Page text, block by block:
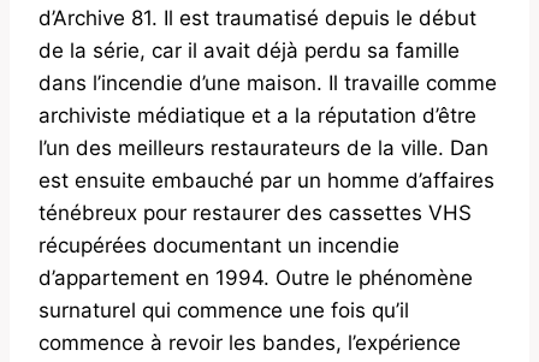
d’Archive 81. Il est traumatisé depuis le début
de la série, car il avait déjà perdu sa famille
dans l’incendie d’une maison. Il travaille comme
archiviste médiatique et a la réputation d’être
l’un des meilleurs restaurateurs de la ville. Dan
est ensuite embauché par un homme d’affaires
ténébreux pour restaurer des cassettes VHS
récupérées documentant un incendie
d’appartement en 1994. Outre le phénomène
surnaturel qui commence une fois qu’il
commence à revoir les bandes, l’expérience